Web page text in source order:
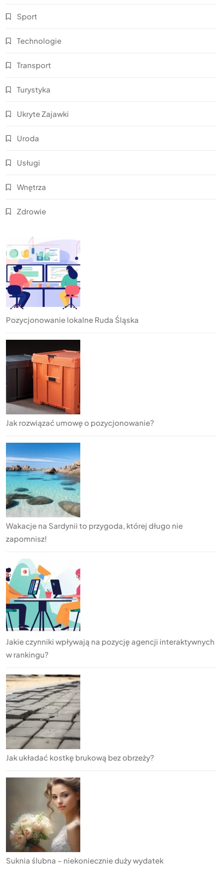
Sport
Technologie
Transport
Turystyka
Ukryte Zajawki
Uroda
Usługi
Wnętrza
Zdrowie
Pozycjonowanie lokalne Ruda Śląska
Jak rozwiązać umowę o pozycjonowanie?
Wakacje na Sardynii to przygoda, której długo nie
zapomnisz!
Jakie czynniki wpływają na pozycję agencji interaktywnych
w rankingu?
Jak układać kostkę brukową bez obrzeży?
Suknia ślubna – niekoniecznie duży wydatek